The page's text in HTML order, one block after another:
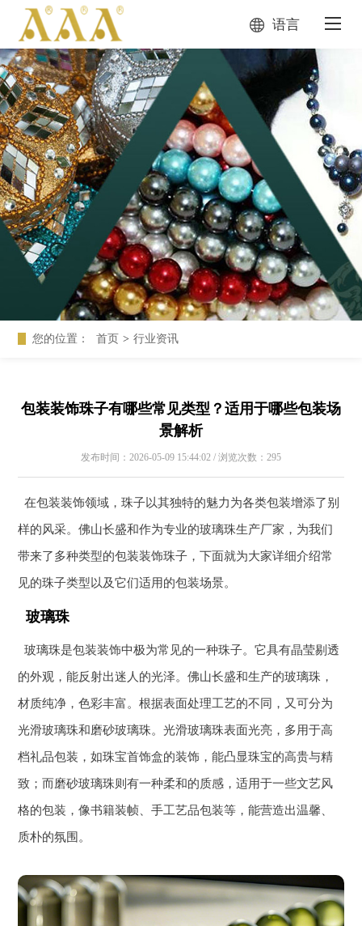
语言
您的位置： 首页 > 行业资讯
包装装饰珠子有哪些常见类型？适用于哪些包装场
景解析
发布时间：2026-05-09 15:44:02 / 浏览次数：295
在包装装饰领域，珠子以其独特的魅力为各类包装增添了别
样的风采。佛山长盛和作为专业的玻璃珠生产厂家，为我们
带来了多种类型的包装装饰珠子，下面就为大家详细介绍常
见的珠子类型以及它们适用的包装场景。
玻璃珠
玻璃珠是包装装饰中极为常见的一种珠子。它具有晶莹剔透
的外观，能反射出迷人的光泽。佛山长盛和生产的玻璃珠，
材质纯净，色彩丰富。根据表面处理工艺的不同，又可分为
光滑玻璃珠和磨砂玻璃珠。光滑玻璃珠表面光亮，多用于高
档礼品包装，如珠宝首饰盒的装饰，能凸显珠宝的高贵与精
致；而磨砂玻璃珠则有一种柔和的质感，适用于一些文艺风
格的包装，像书籍装帧、手工艺品包装等，能营造出温馨、
质朴的氛围。